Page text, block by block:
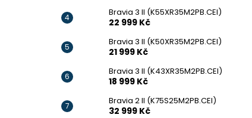
Bravia 3 II (K55XR35M2PB.CEI)
22 999 Kč
Bravia 3 II (K50XR35M2PB.CEI)
21 999 Kč
Bravia 3 II (K43XR35M2PB.CEI)
18 999 Kč
Bravia 2 II (K75S25M2PB.CEI)
32 999 Kč